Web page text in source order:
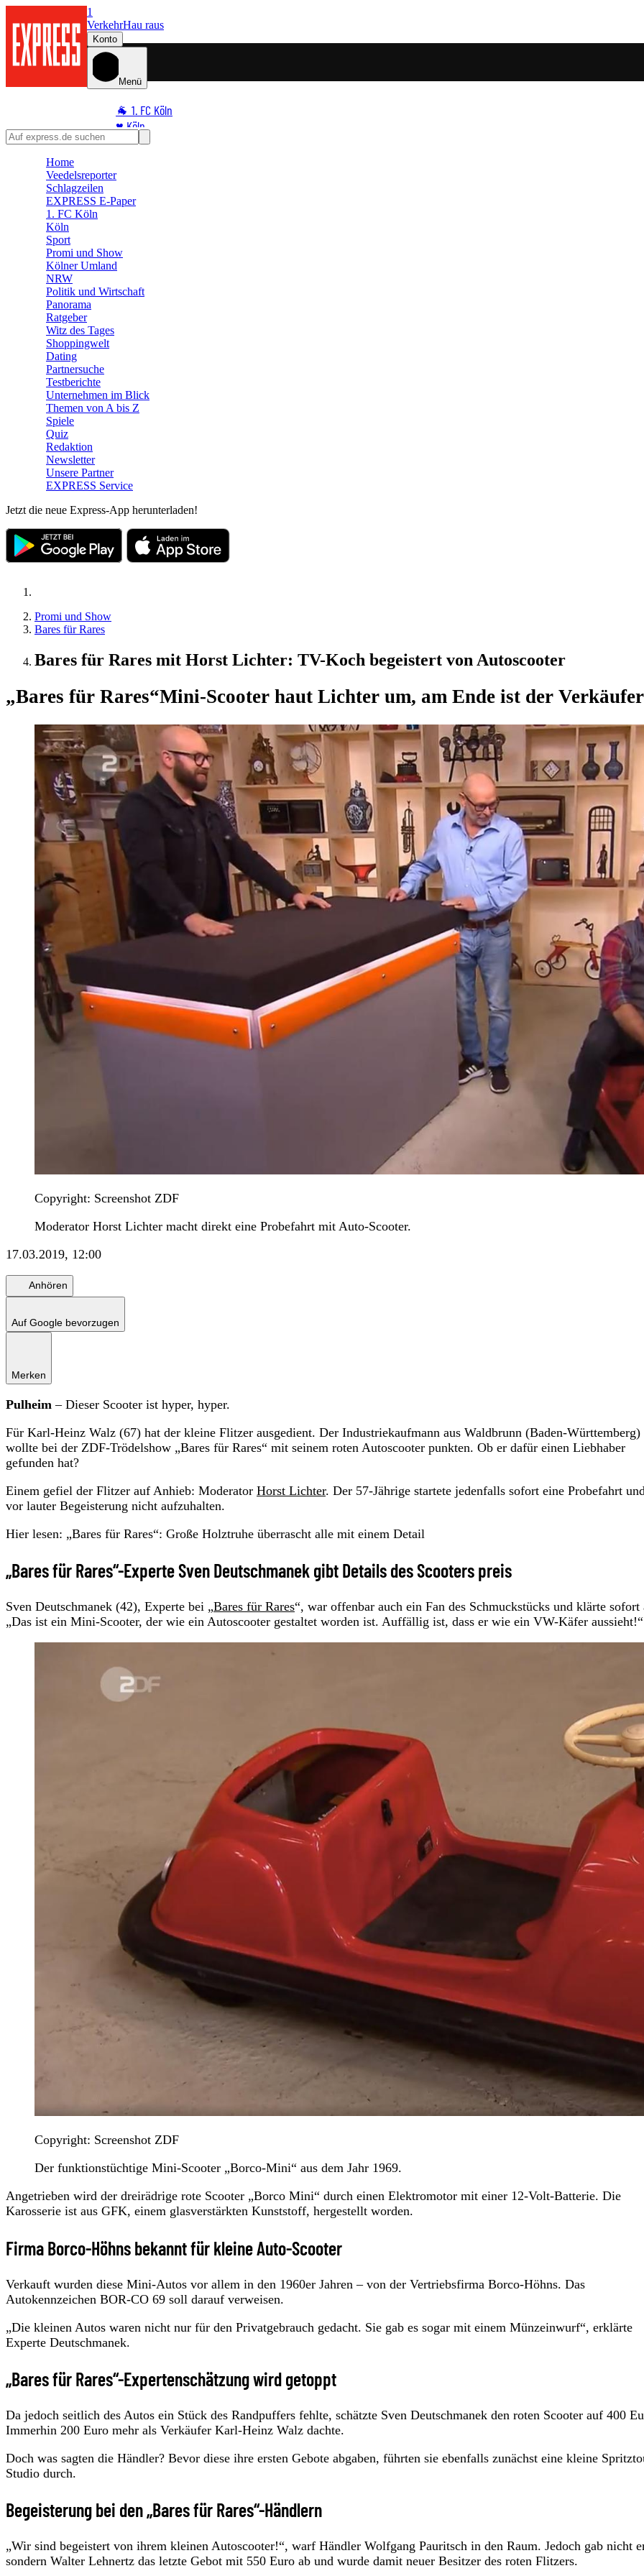
1
VerkehrHau raus
Konto
Menü
🐐 1. FC Köln
♥️ Köln
⭐ Promi
🛒 Shoppingwelt
🧩 Spiele
Home
Veedelsreporter
Schlagzeilen
EXPRESS E-Paper
1. FC Köln
Köln
Sport
Promi und Show
Kölner Umland
NRW
Politik und Wirtschaft
Panorama
Ratgeber
Witz des Tages
Shoppingwelt
Dating
Partnersuche
Testberichte
Unternehmen im Blick
Themen von A bis Z
Spiele
Quiz
Redaktion
Newsletter
Unsere Partner
EXPRESS Service
Jetzt die neue Express-App herunterladen!
Promi und Show
Bares für Rares
Bares für Rares mit Horst Lichter: TV-Koch begeistert von Autoscooter
„Bares für Rares“Mini-Scooter haut Lichter um, am Ende ist der
Copyright: Screenshot ZDF
Moderator Horst Lichter macht direkt eine Probefahrt mit Auto-Scooter.
17.03.2019, 12:00
Anhören
Auf Google bevorzugen
Merken
Pulheim – Dieser Scooter ist hyper, hyper.
Für Karl-Heinz Walz (67) hat der kleine Flitzer ausgedient. Der Industriekaufmann aus Waldbrunn (Baden-Württemberg)
wollte bei der ZDF-Trödelshow „Bares für Rares“ mit seinem roten Autoscooter punkten. Ob er dafür einen Liebhaber
gefunden hat?
Einem gefiel der Flitzer auf Anhieb: Moderator Horst Lichter. Der 57-Jährige startete jedenfalls sofort eine Probefahrt
vor lauter Begeisterung nicht aufzuhalten.
Hier lesen: „Bares für Rares“: Große Holztruhe überrascht alle mit einem Detail
„Bares für Rares“-Experte Sven Deutschmanek gibt Details des Scooters preis
Sven Deutschmanek (42), Experte bei „Bares für Rares“, war offenbar auch ein Fan des Schmuckstücks und klärte sofort
„Das ist ein Mini-Scooter, der wie ein Autoscooter gestaltet worden ist. Auffällig ist, dass er wie ein VW-Käfer aussieht!“
Copyright: Screenshot ZDF
Der funktionstüchtige Mini-Scooter „Borco-Mini“ aus dem Jahr 1969.
Angetrieben wird der dreirädrige rote Scooter „Borco Mini“ durch einen Elektromotor mit einer 12-Volt-Batterie. Die
Karosserie ist aus GFK, einem glasverstärkten Kunststoff, hergestellt worden.
Firma Borco-Höhns bekannt für kleine Auto-Scooter
Verkauft wurden diese Mini-Autos vor allem in den 1960er Jahren – von der Vertriebsfirma Borco-Höhns. Das
Autokennzeichen BOR-CO 69 soll darauf verweisen.
„Die kleinen Autos waren nicht nur für den Privatgebrauch gedacht. Sie gab es sogar mit einem Münzeinwurf“, erklärte
Experte Deutschmanek.
„Bares für Rares“-Expertenschätzung wird getoppt
Da jedoch seitlich des Autos ein Stück des Randpuffers fehlte, schätzte Sven Deutschmanek den roten Scooter auf 400
Immerhin 200 Euro mehr als Verkäufer Karl-Heinz Walz dachte.
Doch was sagten die Händler? Bevor diese ihre ersten Gebote abgaben, führten sie ebenfalls zunächst eine kleine
Studio durch.
Begeisterung bei den „Bares für Rares“-Händlern
„Wir sind begeistert von ihrem kleinen Autoscooter!“, warf Händler Wolfgang Pauritsch in den Raum. Jedoch gab nicht
sondern Walter Lehnertz das letzte Gebot mit 550 Euro ab und wurde damit neuer Besitzer des roten Flitzers.